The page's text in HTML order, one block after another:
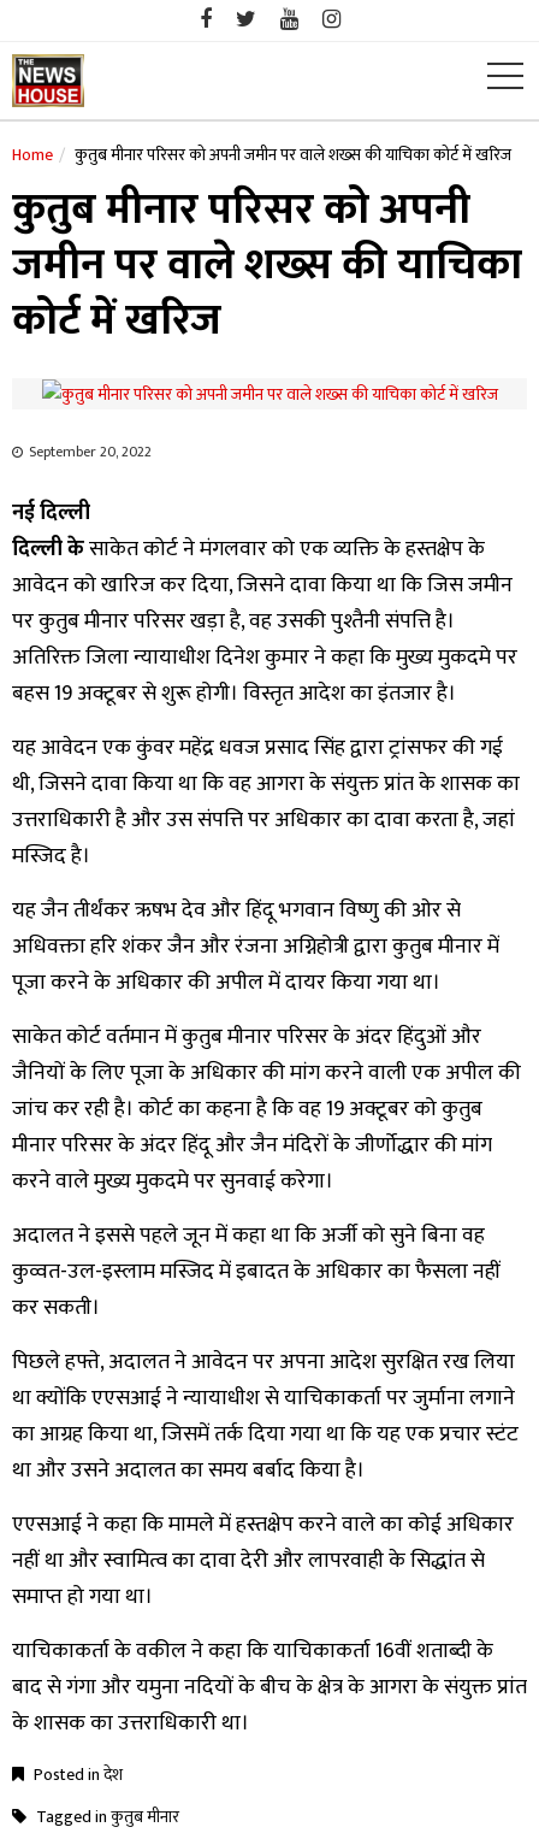
content
Home कुतुब मीनार परिसर को अपनी जमीन पर वाले शख्स की याचिका कोर्ट में खरिज
कुतुब मीनार परिसर को अपनी
जमीन पर वाले शख्स की याचिका
कोर्ट में खरिज
September 20, 2022
नई दिल्ली
दिल्ली केसाकेत कोर्ट ने मंगलवार को एक व्यक्ति के हस्तक्षेप के
आवेदन को खारिज कर दिया, जिसने दावा किया था कि जिस जमीन
पर कुतुब मीनार परिसर खड़ा है, वह उसकी पुश्तैनी संपत्ति है।
अतिरिक्त जिला न्यायाधीश दिनेश कुमार ने कहा कि मुख्य मुकदमे पर
बहस 19 अक्टूबर से शुरू होगी। विस्तृत आदेश का इंतजार है।
यह आवेदन एक कुंवर महेंद्र धवज प्रसाद सिंह द्वारा ट्रांसफर की गई
थी, जिसने दावा किया था कि वह आगरा के संयुक्त प्रांत के शासक का
उत्तराधिकारी है और उस संपत्ति पर अधिकार का दावा करता है, जहां
मस्जिद है।
यह जैन तीर्थंकर ऋषभ देव और हिंदू भगवान विष्णु की ओर से
अधिवक्ता हरि शंकर जैन और रंजना अग्निहोत्री द्वारा कुतुब मीनार में
पूजा करने के अधिकार की अपील में दायर किया गया था।
साकेत कोर्ट वर्तमान में कुतुब मीनार परिसर के अंदर हिंदुओं और
जैनियों के लिए पूजा के अधिकार की मांग करने वाली एक अपील की
जांच कर रही है। कोर्ट का कहना है कि वह 19 अक्टूबर को कुतुब
मीनार परिसर के अंदर हिंदू और जैन मंदिरों के जीर्णोद्धार की मांग
करने वाले मुख्य मुकदमे पर सुनवाई करेगा।
अदालत ने इससे पहले जून में कहा था कि अर्जी को सुने बिना वह
कुव्वत-उल-इस्लाम मस्जिद में इबादत के अधिकार का फैसला नहीं
कर सकती।
पिछले हफ्ते, अदालत ने आवेदन पर अपना आदेश सुरक्षित रख लिया
था क्योंकि एएसआई ने न्यायाधीश से याचिकाकर्ता पर जुर्माना लगाने
का आग्रह किया था, जिसमें तर्क दिया गया था कि यह एक प्रचार स्टंट
था और उसने अदालत का समय बर्बाद किया है।
एएसआई ने कहा कि मामले में हस्तक्षेप करने वाले का कोई अधिकार
नहीं था और स्वामित्व का दावा देरी और लापरवाही के सिद्धांत से
समाप्त हो गया था।
याचिकाकर्ता के वकील ने कहा कि याचिकाकर्ता 16वीं शताब्दी के
बाद से गंगा और यमुना नदियों के बीच के क्षेत्र के आगरा के संयुक्त प्रांत
के शासक का उत्तराधिकारी था।
Posted inदेश
Tagged inकुतुब मीनार